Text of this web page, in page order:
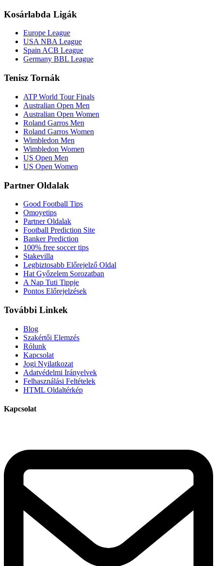
Kosárlabda Ligák
Europe League
USA NBA League
Spain ACB League
Germany BBL League
Tenisz Tornák
ATP World Tour Finals
Australian Open Men
Australian Open Women
Roland Garros Men
Roland Garros Women
Wimbledon Men
Wimbledon Women
US Open Men
US Open Women
Partner Oldalak
Good Football Tips
Omoyetips
Partner Oldalak
Football Prediction Site
Banker Prediction
100% free soccer tips
Stakevilla
Legbiztosabb Előrejelző Oldal
Hat Győzelem Sorozatban
A Nap Tuti Tippje
Pontos Előrejelzések
További Linkek
Blog
Szakértői Elemzés
Rólunk
Kapcsolat
Jogi Nyilatkozat
Adatvédelmi Irányelvek
Felhasználási Feltételek
HTML Oldaltérkép
Kapcsolat